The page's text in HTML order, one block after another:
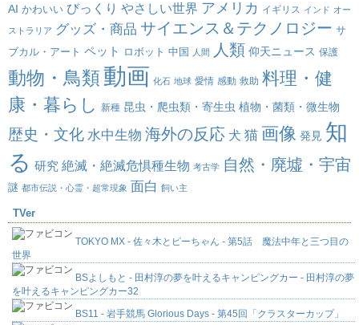
AI かわいい びっくり やさしい世界 アメリカ イギリス インド オー
ストラリア グッズ・商品 サイエンス＆テクノロジー サ
ブカル・アート ペット ロボット 中国 人間 人類 仰天ニュース 保護
動物・鳥類動画 化石 地球 愛情 感動 救助 料理・健
康・暮らし
新種 昆虫・爬虫類・寄生虫 植物・菌類・微生物
歴史・文化 水中生物 海外の反応 犬 猫 画像 発見 知
る 研究 絶滅・絶滅危惧種生物 考古学 自然・廃墟・宇宙
謎 都市伝説・心霊・超常現象 面白 飼い主
TVer
TOKYO MX - 佐々木とピーちゃん - 第5話 魔法中年と三つ目の
世界
BSよしもと - 田村淳の夢を叶えるキャンピングカー - 田村淳の夢
を叶えるキャンピングカー32
BS11 - 岩手競馬 Glorious Days - 第45回「クラスターカップ」